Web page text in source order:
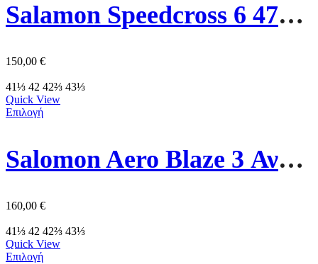
Salamon Speedcross 6 478109 Lime/Grey
150,00 €
41⅓ 42 42⅔ 43⅓
Quick View
Επιλογή
Salomon Aero Blaze 3 Ανδρικό Παπούτσι 479785 Πράσινο
160,00 €
41⅓ 42 42⅔ 43⅓
Quick View
Επιλογή